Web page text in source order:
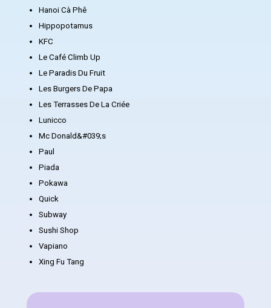
Hanoi Cà Phê
Hippopotamus
KFC
Le Café Climb Up
Le Paradis Du Fruit
Les Burgers De Papa
Les Terrasses De La Criée
Lunicco
Mc Donald&#039;s
Paul
Piada
Pokawa
Quick
Subway
Sushi Shop
Vapiano
Xing Fu Tang